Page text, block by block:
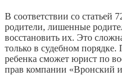
В соответствии со статьей
родители, лишенные
восстановить их. Это
только в судебном
ребенка сможет юрист по
прав компании «Вронский